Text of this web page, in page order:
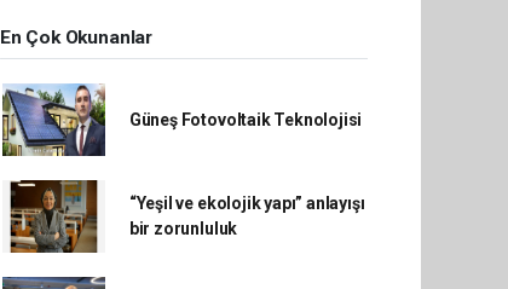
En Çok Okunanlar
Güneş Fotovoltaik Teknolojisi
“Yeşil ve ekolojik yapı” anlayışı
bir zorunluluk